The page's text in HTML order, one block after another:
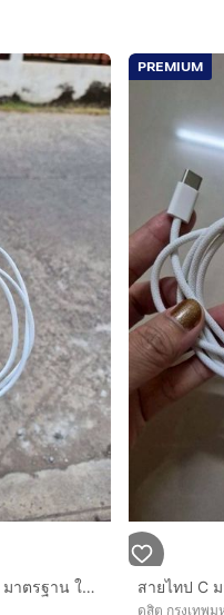
ชุดชาร์จไวสายไทป์C มาตรฐาน ใช้ได้กับมือถือทุกยี่ห้อ ลดจาก990
PREMIUM
ดุสิต กรุงเทพม